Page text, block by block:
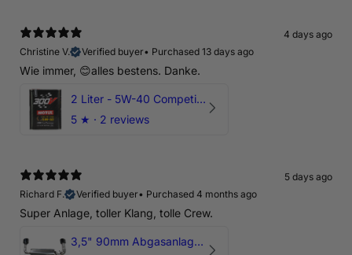
4 days ago
Christine V.
Verified buyer• Purchased 13 days ago
Wie immer, 😊alles bestens. Danke.
2 Liter - 5W-40 Competition 300V Motul Motoröl
5 ★ · 2 reviews
5 days ago
Richard F.
Verified buyer• Purchased 4 months ago
Super Anlage, toller Klang, tolle Crew.
3,5" 90mm Abgasanlage AUDI RSQ3 DNWA 2.5 TFSI